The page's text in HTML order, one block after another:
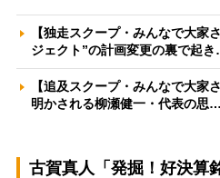
【独走スクープ・みんなで大家
ジェクト”の計画変更の裏で起
【追及スクープ・みんなで大家
明かされる柳瀬健一・代表の思…
古賀真人「発掘！好決算